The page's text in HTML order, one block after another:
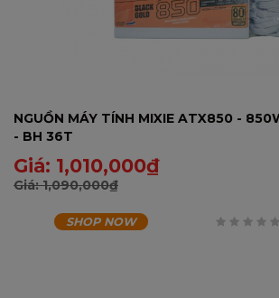
NGUỒN MÁY TÍNH MIXIE ATX850 -
- BH 36T
Giá: 1,010,000₫
Giá:1,090,000₫
SHOP NOW